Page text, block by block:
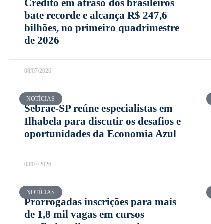
Crédito em atraso dos brasileiros
bate recorde e alcança R$ 247,6
bilhões, no primeiro quadrimestre
de 2026
08/07/2026
NOTÍCIAS
Sebrae-SP reúne especialistas em
Ilhabela para discutir os desafios e
oportunidades da Economia Azul
08/07/2026
NOTÍCIAS
Prorrogadas inscrições para mais
de 1,8 mil vagas em cursos